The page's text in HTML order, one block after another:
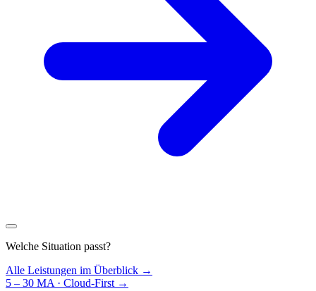
Welche Situation passt?
Alle Leistungen im Überblick →
5 – 30 MA · Cloud-First →